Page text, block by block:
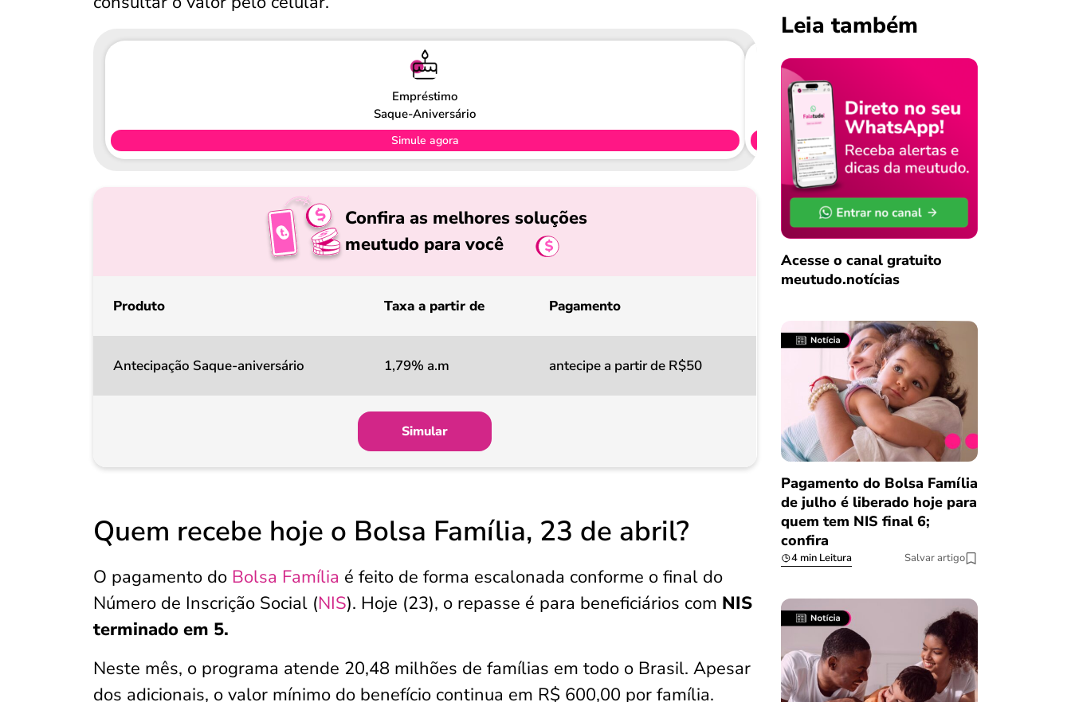
Empréstimo
Saque-Aniversário
Simule agora
Confira as melhores soluções
meutudo para você
Produto Taxa a partir de Pagamento
Antecipação Saque-aniversário 1,79% a.m antecipe a partir de R$50
Simular
Quem recebe hoje o Bolsa Família, 23 de abril?
O pagamento do Bolsa Família é feito de forma escalonada conforme o final do
Número de Inscrição Social (NIS). Hoje (23), o repasse é para beneficiários com NIS
terminado em 5.
Neste mês, o programa atende 20,48 milhões de famílias em todo o Brasil. Apesar
dos adicionais, o valor mínimo do benefício continua em R$ 600,00 por família.
Leia também
Acesse o canal gratuito
meutudo.notícias
Pagamento do Bolsa Família
de julho é liberado hoje para
quem tem NIS final 6;
confira
4 min Leitura Salvar artigo